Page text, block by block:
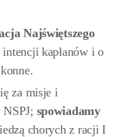
Najświętszego
kapłanów i o
za misje i
spowiadamy
chorych z racji I